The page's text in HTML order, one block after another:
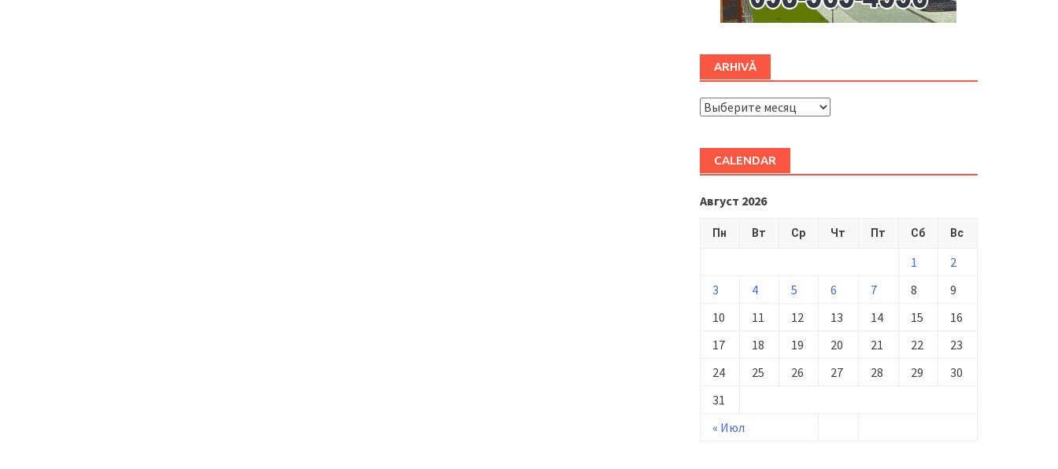
ARHIVĂ
ARHIVĂ
CALENDAR
Август 2026
Пн Вт Ср Чт Пт Сб Вс
« Июл
1
2
3
4 5 6 7 8
9
10
11 12 13 14 15
16
17
18 19 20 21 22
23
24
25 26 27 28 29
30
31